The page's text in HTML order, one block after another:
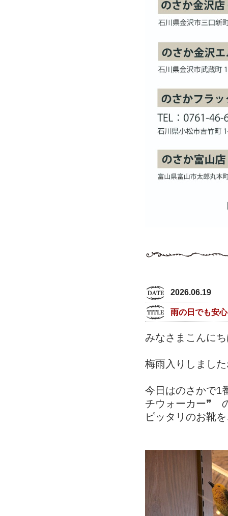
2026.06.19
雨の日でも安
みなさまこんに
梅雨入りしまし
今日はのさかで1
チウォーカー❞
ピッタリのお靴